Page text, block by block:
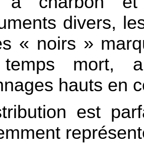
divers,
« noirs »
mort,
hauts en
est